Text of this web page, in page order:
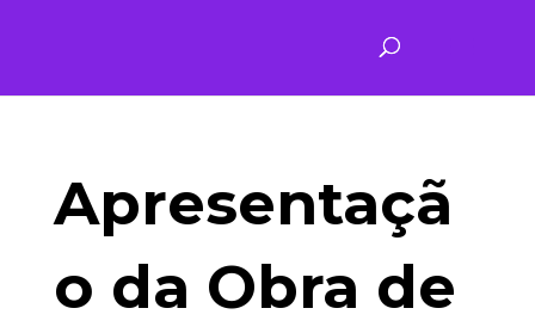
Apresentaçã
o da Obra de